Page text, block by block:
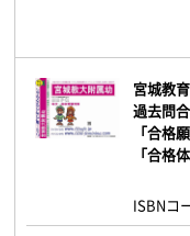
宮城教
過去問
「合格
「合格
ISBNコ